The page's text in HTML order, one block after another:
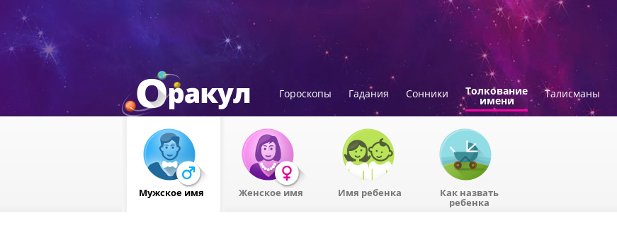
Гороскопы Гадания Сонники Толкование
имени
Талисманы
Мужское имя Женское имя Имя ребенка Как назвать
ребенка